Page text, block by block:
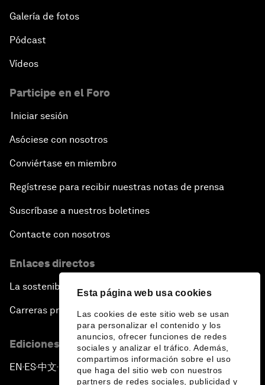
Esta página web usa cookies
Las cookies de este sitio web se usan
para personalizar el contenido y los
anuncios, ofrecer funciones de redes
sociales y analizar el tráfico. Además,
compartimos información sobre el uso
que haga del sitio web con nuestros
partners de redes sociales, publicidad y
Galería de fotos
Pódcast
Vídeos
Participe en el Foro
Iniciar sesión
Asóciese con nosotros
Conviértase en miembro
Regístrese para recibir nuestras notas de prensa
Suscríbase a nuestros boletines
Contacte con nosotros
Enlaces directos
La sostenibilidad en el Foro
Carreras profesionales
Ediciones en otros idiomas
EN ▪ES▪中文▪ 日本語